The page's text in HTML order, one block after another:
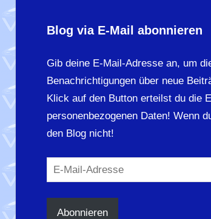
Blog via E-Mail abonnieren
Gib deine E-Mail-Adresse an, um
Benachrichtigungen über neue
Klick auf den Button erteilst du die
personenbezogenen Daten! Wenn
den Blog nicht!
E-
Mail-
Adresse
Abonnieren